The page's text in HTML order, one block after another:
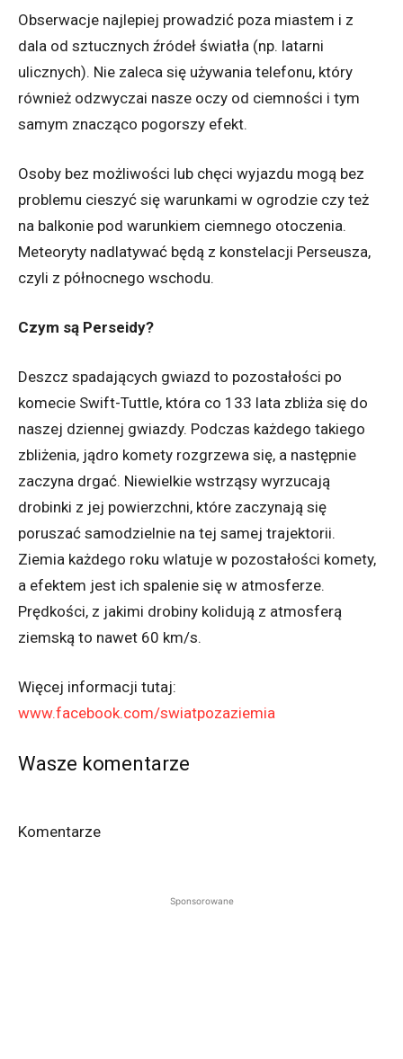
Obserwacje najlepiej prowadzić poza miastem i z
dala od sztucznych źródeł światła (np. latarni
ulicznych). Nie zaleca się używania telefonu, który
również odzwyczai nasze oczy od ciemności i tym
samym znacząco pogorszy efekt.
Osoby bez możliwości lub chęci wyjazdu mogą bez
problemu cieszyć się warunkami w ogrodzie czy też
na balkonie pod warunkiem ciemnego otoczenia.
Meteoryty nadlatywać będą z konstelacji Perseusza,
czyli z północnego wschodu.
Czym są Perseidy?
Deszcz spadających gwiazd to pozostałości po
komecie Swift-Tuttle, która co 133 lata zbliża się do
naszej dziennej gwiazdy. Podczas każdego takiego
zbliżenia, jądro komety rozgrzewa się, a następnie
zaczyna drgać. Niewielkie wstrząsy wyrzucają
drobinki z jej powierzchni, które zaczynają się
poruszać samodzielnie na tej samej trajektorii.
Ziemia każdego roku wlatuje w pozostałości komety,
a efektem jest ich spalenie się w atmosferze.
Prędkości, z jakimi drobiny kolidują z atmosferą
ziemską to nawet 60 km/s.
Więcej informacji tutaj:
www.facebook.com/swiatpozaziemia
Wasze komentarze
Komentarze
Sponsorowane